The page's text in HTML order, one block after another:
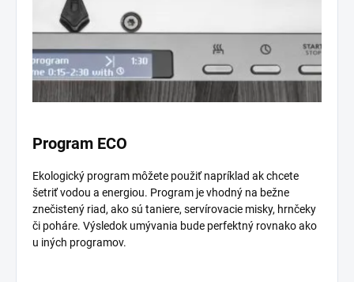
Program ECO
Ekologický program môžete použiť napríklad ak chcete
šetriť vodou a energiou. Program je vhodný na bežne
znečistený riad, ako sú taniere, servírovacie misky, hrnčeky
či poháre. Výsledok umývania bude perfektný rovnako ako
u iných programov.